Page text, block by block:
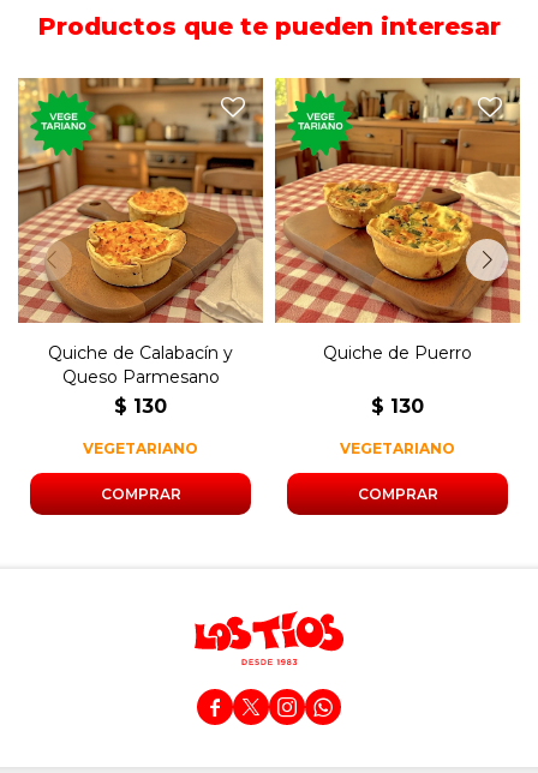
Productos que te pueden interesar
Tarta de origen francés
rellena de calabacín y queso
parmesano.
Quiche de Calabacín y
Queso Parmesano
$ 130
VEGETARIANO
Tarta de origen francés
rellena de puerros.
Quiche de Puerro
$ 130
VEGETARIANO
   